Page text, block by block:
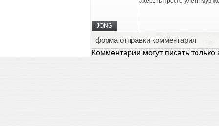
JONG
форма отправки комментария
Комментарии могут писать